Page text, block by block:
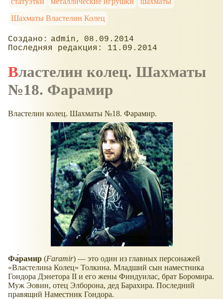
Шахматы Властелин Колец
admin
08.09.2014
11.09.2014
Властелин колец. Шахматы
№18. Фарамир
Властелин колец. Шахматы №18. Фарамир.
Фа́рамир (Faramir) — это один из главных персонажей
Властелина Колец
Толкина. Младший сын наместника
Гондора Дэнетора II и его жены Финдуилас, брат Боромира.
Муж Эовин, отец Элборона, дед Барахира. Последний
правящий Наместник Гондора.